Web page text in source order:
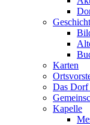
Karten
Das Dorf
Kapelle